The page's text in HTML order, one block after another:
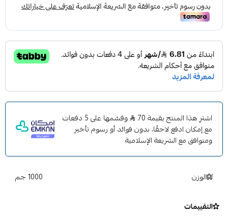
طريقة الاستخدام:
اعتمادا على درجة الاتساخ
يتم تخفيف المنتج حسب البيانات بالاسفل:
تنظيف السيارة من الخارج و المحرك : من 5:1 الى 1:30 قم برش
المنتج على السطح بالكامل بعد فترة تعريض قصيره
اشطف جيدا بضغط ماء عالي تنظيف السيارة من الداخل
والمنسوجات 1:10 الى 1:20 .
اشترِ هذا المنتج بقيمة 70
وقسّمها على 5 دفعات
مع إمكان ادفع لاحقًا، بدون فوائد أو رسوم تأخير
ومتوافق مع الشريعة الإسلامية
الوزن 1000 جم
التقييمات